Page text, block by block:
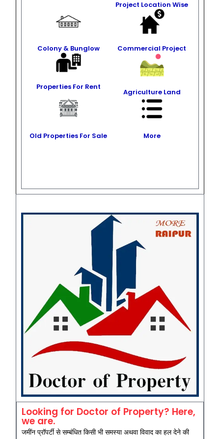
Project Location Wise
Colony & Bunglow Commercial Project
Properties For Rent
Agriculture Land
Old Properties For Sale More
Looking for Doctor of Property? Here,
we are.
जमींन प्रॉपर्टी से सम्बंधित किसी भी समस्या अथवा विवाद का हल देने की